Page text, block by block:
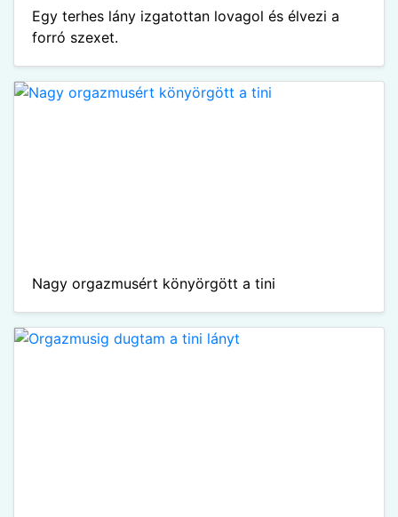
Egy terhes lány izgatottan lovagol és élvezi a
forró szexet.
Nagy orgazmusért könyörgött a tini